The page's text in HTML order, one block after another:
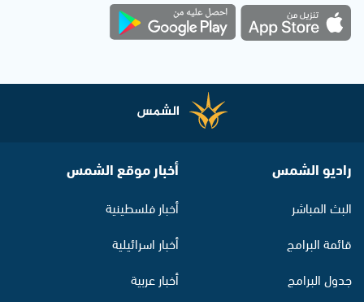
راديو الشمس
البث المباشر
قائمة البرامج
جدول البرامج
أخبار موقع الشمس
أخبار فلسطينية
أخبار اسرائيلية
أخبار عربية